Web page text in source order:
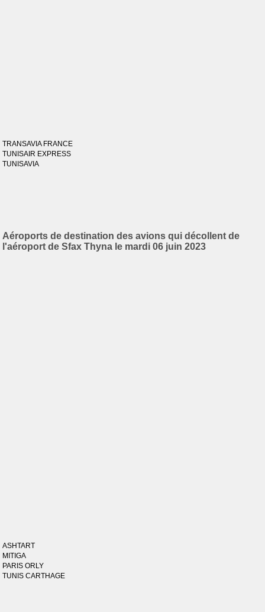
TRANSAVIA FRANCE
TUNISAIR EXPRESS
TUNISAVIA
Aéroports de destination des avions qui décollent de
l'aéroport de Sfax Thyna le mardi 06 juin 2023
ASHTART
MITIGA
PARIS ORLY
TUNIS CARTHAGE